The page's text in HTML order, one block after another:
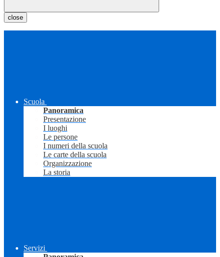
close
Scuola
Panoramica
Presentazione
I luoghi
Le persone
I numeri della scuola
Le carte della scuola
Organizzazione
La storia
Servizi